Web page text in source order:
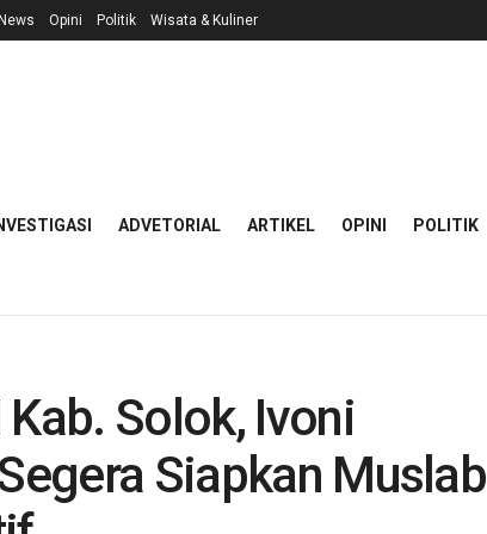
News Opini Politik Wisata & Kuliner
ADVETORIAL ARTIKEL OPINI POLITIK
Solok, Ivoni
Siapkan Muslab